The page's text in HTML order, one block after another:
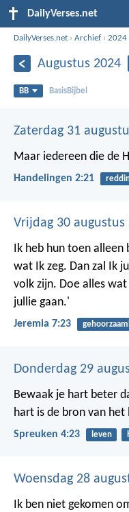
DailyVerses.net
DailyVerses.net ›Archief ›2024
Augustus 2024
BB BasisBijbel
Zaterdag 31
Maar iedereen die de
Handelingen 2:21
Vrijdag 30 augustus
Ik heb hun toen
wat Ik zeg. Dan zal Ik
volk zijn. Doe alles
jullie gaan.'
Jeremia 7:23
Donderdag 29
Bewaak je hart beter
hart is de bron van het
Spreuken 4:23 leven
Woensdag 28
Ik ben niet gekomen